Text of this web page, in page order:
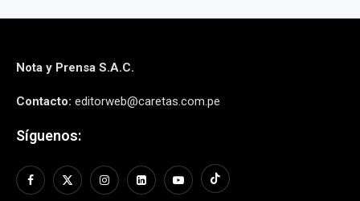
Nota y Prensa S.A.C.
Contacto: editorweb@caretas.com.pe
Síguenos: